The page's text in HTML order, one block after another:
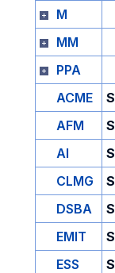
M
MM
PPA
ACME
S
AFM
S
AI
S
CLMG
S
DSBA
S
EMIT
S
ESS
S